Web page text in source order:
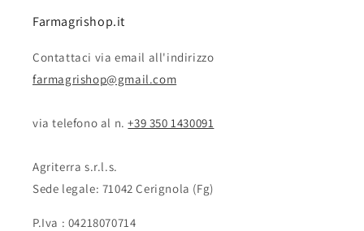
Farmagrishop.it
Contattaci via email all'indirizzo
farmagrishop@gmail.com
via telefono al n. ‭‭+39 350 1430091
Agriterra s.r.l.s.
Sede legale: 71042 Cerignola (Fg)
P.Iva : 04218070714